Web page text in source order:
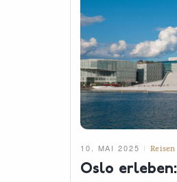
10. MAI 2025 Reisen
Oslo erleben: